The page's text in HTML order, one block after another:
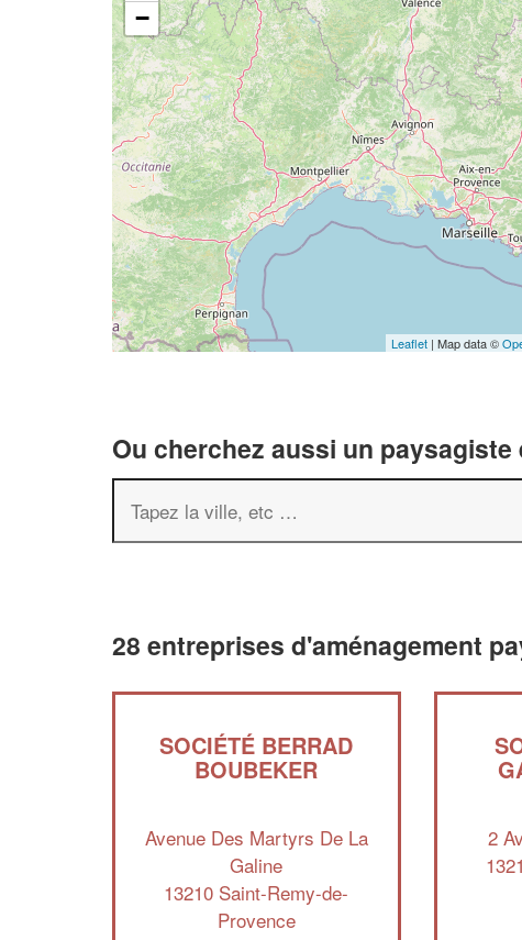
−
Leaflet | Map data ©
Ou cherchez aussi un
28 entreprises d'aménagement
SOCIÉTÉ BERRAD
BOUBEKER
Avenue Des Martyrs De La
Galine
13210 Saint-Remy-de-
Provence
2